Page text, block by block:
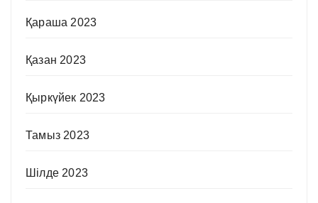
Қараша 2023
Қазан 2023
Қыркүйек 2023
Тамыз 2023
Шілде 2023